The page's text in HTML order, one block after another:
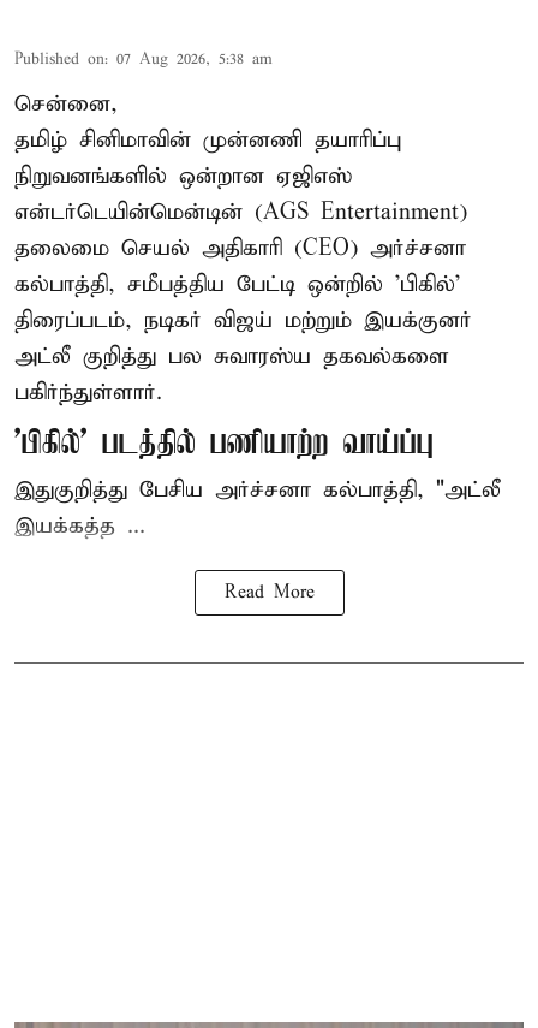
Published on: 07 Aug 2026, 5:38 am
சென்னை,
தமிழ் சினிமாவின் முன்னணி தயாரிப்பு
நிறுவனங்களில் ஒன்றான ஏஜிஎஸ்
என்டர்டெயின்மென்டின் (AGS Entertainment)
தலைமை செயல் அதிகாரி (CEO) அர்ச்சனா
கல்பாத்தி, சமீபத்திய பேட்டி ஒன்றில் 'பிகில்'
திரைப்படம், நடிகர் விஜய் மற்றும் இயக்குனர்
அட்லீ குறித்து பல சுவாரஸ்ய தகவல்களை
பகிர்ந்துள்ளார்.
'பிகில்' படத்தில் பணியாற்ற வாய்ப்பு
இதுகுறித்து பேசிய அர்ச்சனா கல்பாத்தி, "அட்லீ
இயக்கத்த ...
Read More